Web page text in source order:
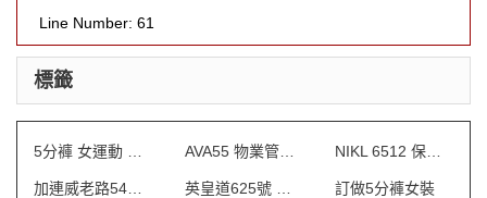
Line Number: 61
標籤
AVA55 物業管理會所制服
訂做5分褲女裝